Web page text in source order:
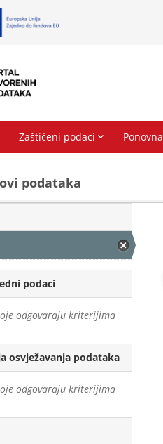
podаtаkа
podaci
odgovaraju kriterijima
osvježavanja podataka
odgovaraju kriterijima